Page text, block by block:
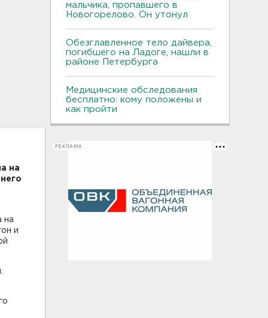
на
на
и
мальчика, пропавшего в
Новогорелово. Он утонул
Обезглавленное тело дайвера,
погибшего на Ладоге, нашли в
районе Петербурга
Медицинские обследования
бесплатно: кому положены и
как пройти
РЕКЛАМА